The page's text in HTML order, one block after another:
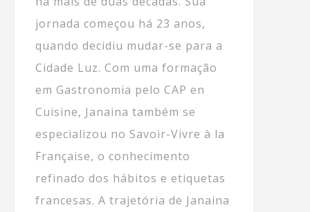
jornada começou há 23 anos,
quando decidiu mudar-se para a
Cidade Luz. Com uma formação
em Gastronomia pelo CAP en
Cuisine, Janaina também se
especializou no Savoir-Vivre à la
Française, o conhecimento
refinado dos hábitos e etiquetas
francesas. A trajetória de Janaina